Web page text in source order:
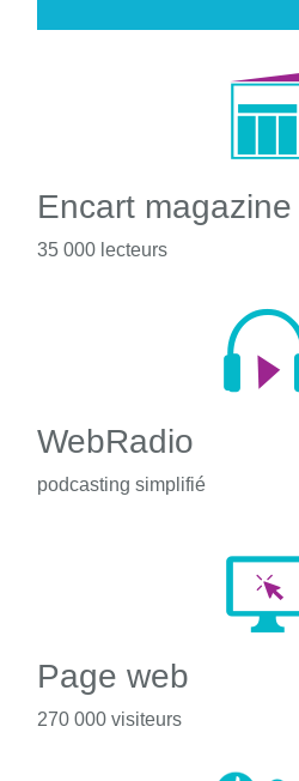
Encart magazine
35 000 lecteurs
WebRadio
podcasting simplifié
Page web
270 000 visiteurs